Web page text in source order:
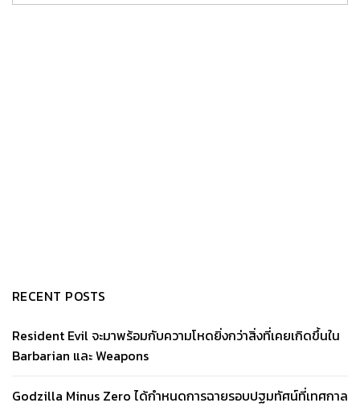
RECENT POSTS
Resident Evil จะมาพร้อมกับความโหดยิ่งกว่าสิ่งที่เคยเกิดขึ้นใน
Barbarian และ Weapons
Godzilla Minus Zero ได้กำหนดการฉายรอบปฐมทัศน์ที่เทศกาล